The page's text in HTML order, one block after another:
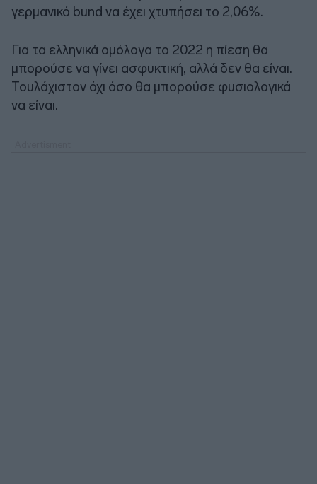
γερμανικό bund να έχει χτυπήσει το 2,06%.
Για τα ελληνικά ομόλογα το 2022 η πίεση θα
μπορούσε να γίνει ασφυκτική, αλλά δεν θα είναι.
Τουλάχιστον όχι όσο θα μπορούσε φυσιολογικά
να είναι.